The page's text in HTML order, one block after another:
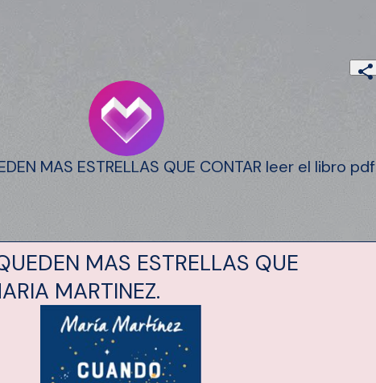
MAS ESTRELLAS QUE CONTAR leer el libro pdf
MAS ESTRELLAS QUE
MARTINEZ.